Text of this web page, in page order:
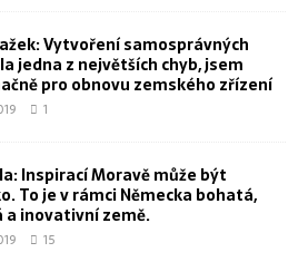
Vytvoření samosprávných
jedna z největších chyb, jsem
pro obnovu zemského zřízení
1
Inspirací Moravě může být
To je v rámci Německa bohatá,
a inovativní země.
15